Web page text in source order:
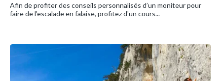
Afin de profiter des conseils personnalisés d’un moniteur pour
faire de l'escalade en falaise, profitez d'un cours...